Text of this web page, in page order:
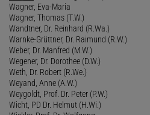
Wagner, Eva-Maria
Wagner, Thomas (T.W.)
Wandtner, Dr. Reinhard (R.Wa.)
Warnke-Grüttner, Dr. Raimund (R.W.)
Weber, Dr. Manfred (M.W.)
Wegener, Dr. Dorothee (D.W.)
Weth, Dr. Robert (R.We.)
Weyand, Anne (A.W.)
Weygoldt, Prof. Dr. Peter (P.W.)
Wicht, PD Dr. Helmut (H.Wi.)